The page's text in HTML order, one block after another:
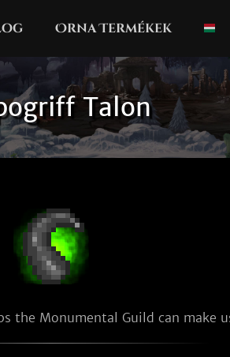
Orna Termékek
Talon
the Monumental Guild can make